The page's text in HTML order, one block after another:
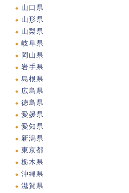
山口県
山形県
山梨県
岐阜県
岡山県
岩手県
島根県
広島県
徳島県
愛媛県
愛知県
新潟県
東京都
栃木県
沖縄県
滋賀県